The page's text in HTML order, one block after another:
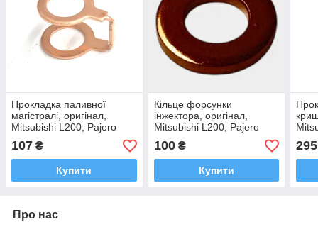
Прокладка паливної
магістралі, оригінал,
Mitsubishi L200, Pajero
Sport 2005-2015 OEM
MN187847
107 ₴
Купити
Кільце форсунки
інжектора, оригінал,
Mitsubishi L200, Pajero
Sport 2005-2015 OEM
MN155904
100₴
Купити
295
Про нас